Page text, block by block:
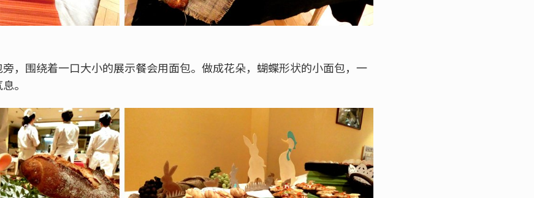
，围绕着一口大小的展示餐会用面包。做成花朵，蝴蝶形状的小面包，一
。